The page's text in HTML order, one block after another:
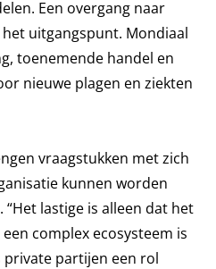
Een overgang naar
uitgangspunt. Mondiaal
toenemende handel en
nieuwe plagen en ziekten
vraagstukken met zich
kunnen worden
lastige is alleen dat het
complex ecosysteem is
private partijen een rol